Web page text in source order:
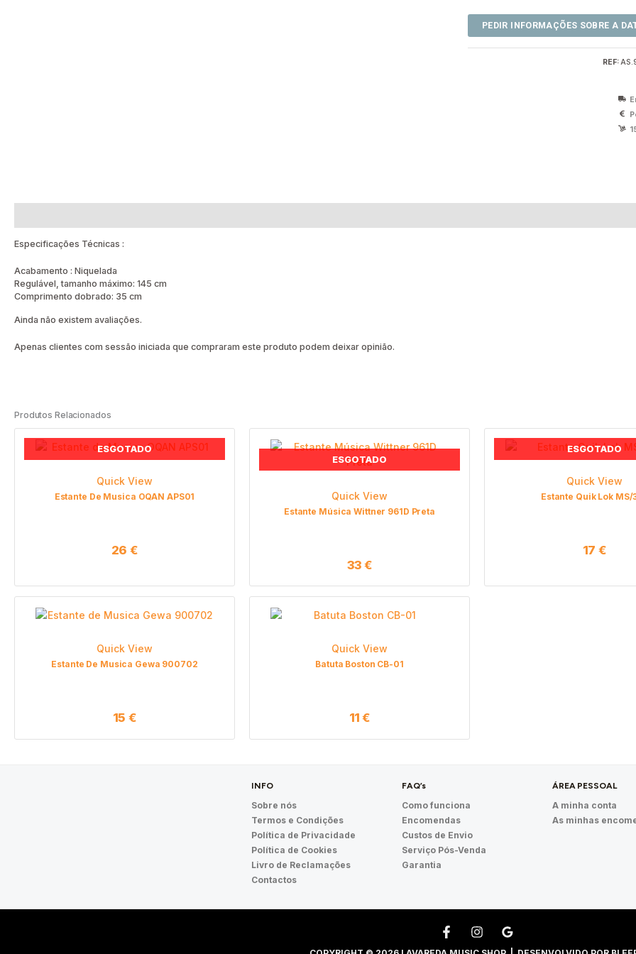
REF:
Especificações Técnicas :
Acabamento : Niquelada
Regulável, tamanho máximo: 145 cm
Comprimento dobrado: 35 cm
Ainda não existem avaliações.
Apenas clientes com sessão iniciada que compraram este produto podem deixar opinião.
Produtos Relacionados
ESGOTADO
Quick View
Estante De Musica OQAN APS01
26 €
ESGOTADO
Quick View
Estante Música Wittner 961D Preta
33 €
ESGOTADO
Quick View
Estante Quik Lok MS/
17 €
Quick View
Estante De Musica Gewa 900702
15 €
Quick View
Batuta Boston CB-01
11 €
INFO
Sobre nós
Termos e Condições
Política de Privacidade
Política de Cookies
Livro de Reclamações
Contactos
FAQ’s
Como funciona
Encomendas
Custos de Envio
Serviço Pós-Venda
Garantia
ÁREA PESSOAL
A minha conta
As minhas